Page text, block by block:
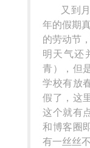
又到
年的假期
的劳动节
明天气还
青），但
学校有放
假了，这
这个就有
和博客圈
有一丝丝